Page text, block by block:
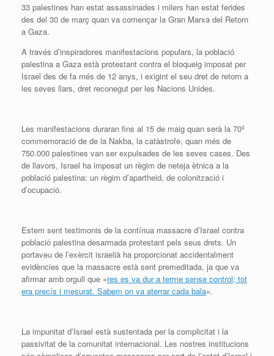
33 palestines han estat assassinades i milers han estat ferides
des del 30 de març quan va començar la Gran Marxa del Retorn
a Gaza.
A través d’inspiradores manifestacions populars, la població
palestina a Gaza està protestant contra el bloqueig imposat per
Israel des de fa més de 12 anys, i exigint el seu dret de retorn a
les seves llars, dret reconegut per les Nacions Unides.
Les manifestacions duraran fins al 15 de maig quan serà la 70º
commemoració de de la Nakba, la catàstrofe, quan més de
750.000 palestines van ser expulsades de les seves cases. Des
de llavors, Israel ha imposat un règim de neteja ètnica a la
població palestina: un règim d’apartheid, de colonització i
d’ocupació.
Estem sent testimonis de la contínua massacre d’Israel contra
població palestina desarmada protestant pels seus drets. Un
portaveu de l’exèrcit israelià ha proporcionat accidentalment
evidències que la massacre està sent premeditada, ja que va
afirmar amb orgull que «res es va dur a terme sense control; tot
era precís i mesurat. Sabem on va aterrar cada bala«.
La impunitat d’Israel està sustentada per la complicitat i la
passivitat de la comunitat internacional. Les nostres institucions